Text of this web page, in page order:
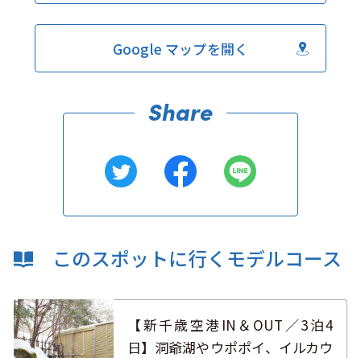
Google マップを開く
このスポットに行くモデルコース
【新千歳空港IN＆OUT／3泊4
日】洞爺湖やウポポイ、イルカウ